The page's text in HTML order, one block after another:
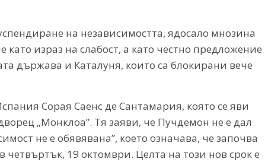
на независимостта, ядосало мнозина
израз на слабост, а като честно предложение
държава и Каталуня, които са блокирани вече
Сорая Саенс де Сантамария, която се яви
„Монклоа”. Тя заяви, че Пучдемон не е дал
не е обявявана”, което означава, че започва
четвъртък, 19 октомври. Целта на този нов срок е